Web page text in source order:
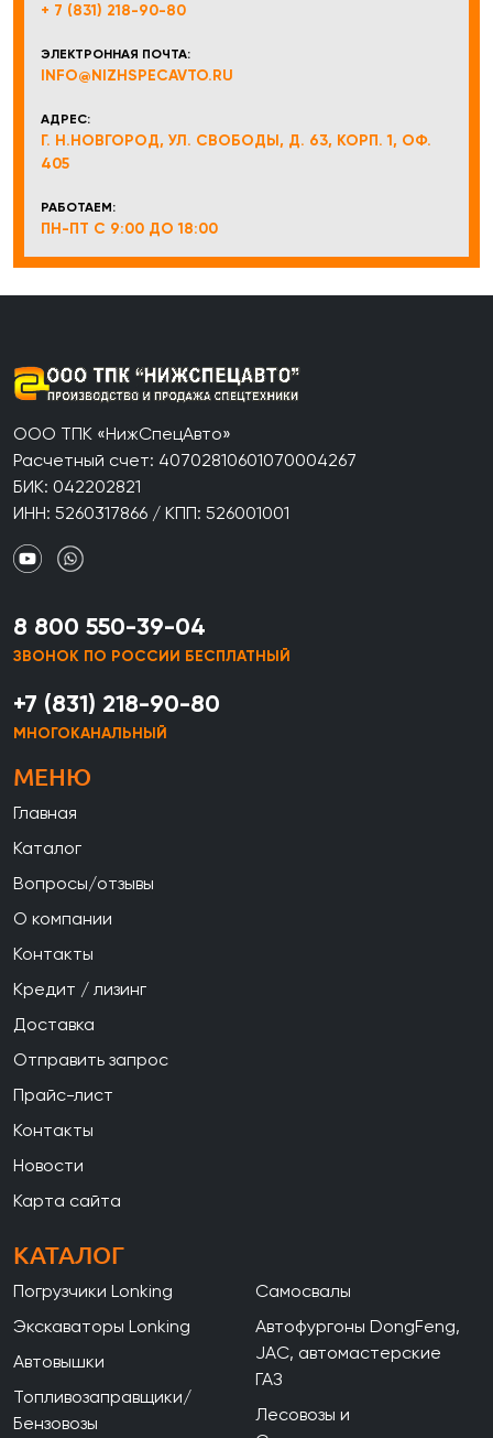
+ 7 (831) 218-90-80
ЭЛЕКТРОННАЯ ПОЧТА:
INFO@NIZHSPECAVTO.RU
АДРЕС:
Г. Н.НОВГОРОД, УЛ. СВОБОДЫ, Д. 63, КОРП. 1, ОФ.
405
РАБОТАЕМ:
ПН-ПТ С 9:00 ДО 18:00
ООО ТПК «НижСпецАвто»
Расчетный счет: 40702810601070004267
БИК: 042202821
ИНН: 5260317866 / КПП: 526001001
8 800 550-39-04
ЗВОНОК ПО РОССИИ БЕСПЛАТНЫЙ
+7 (831) 218-90-80
МНОГОКАНАЛЬНЫЙ
МЕНЮ
Главная
Каталог
Вопросы/отзывы
О компании
Контакты
Кредит / лизинг
Доставка
Отправить запрос
Прайс-лист
Контакты
Новости
Карта сайта
КАТАЛОГ
Погрузчики Lonking
Экскаваторы Lonking
Автовышки
Топливозаправщики/
Бензовозы
Самосвалы
Автофургоны DongFeng,
JAC, автомастерские
ГАЗ
Лесовозы и